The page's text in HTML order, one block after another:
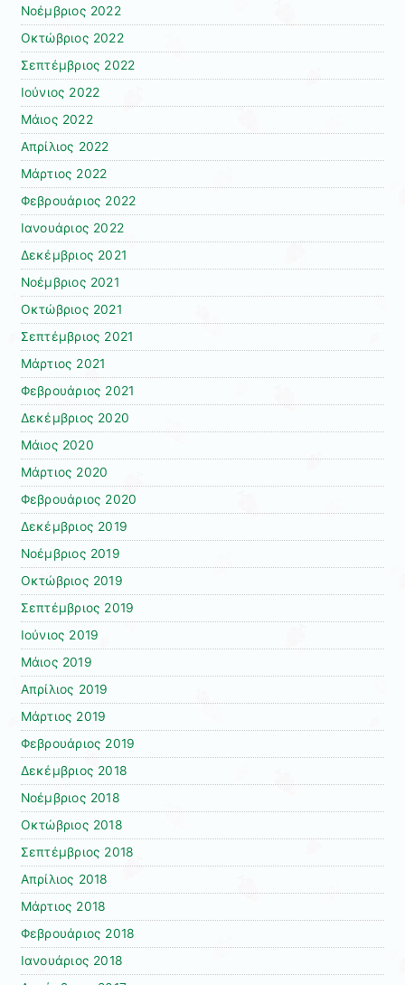
Νοέμβριος 2022
Οκτώβριος 2022
Σεπτέμβριος 2022
Ιούνιος 2022
Μάιος 2022
Απρίλιος 2022
Μάρτιος 2022
Φεβρουάριος 2022
Ιανουάριος 2022
Δεκέμβριος 2021
Νοέμβριος 2021
Οκτώβριος 2021
Σεπτέμβριος 2021
Μάρτιος 2021
Φεβρουάριος 2021
Δεκέμβριος 2020
Μάιος 2020
Μάρτιος 2020
Φεβρουάριος 2020
Δεκέμβριος 2019
Νοέμβριος 2019
Οκτώβριος 2019
Σεπτέμβριος 2019
Ιούνιος 2019
Μάιος 2019
Απρίλιος 2019
Μάρτιος 2019
Φεβρουάριος 2019
Δεκέμβριος 2018
Νοέμβριος 2018
Οκτώβριος 2018
Σεπτέμβριος 2018
Απρίλιος 2018
Μάρτιος 2018
Φεβρουάριος 2018
Ιανουάριος 2018